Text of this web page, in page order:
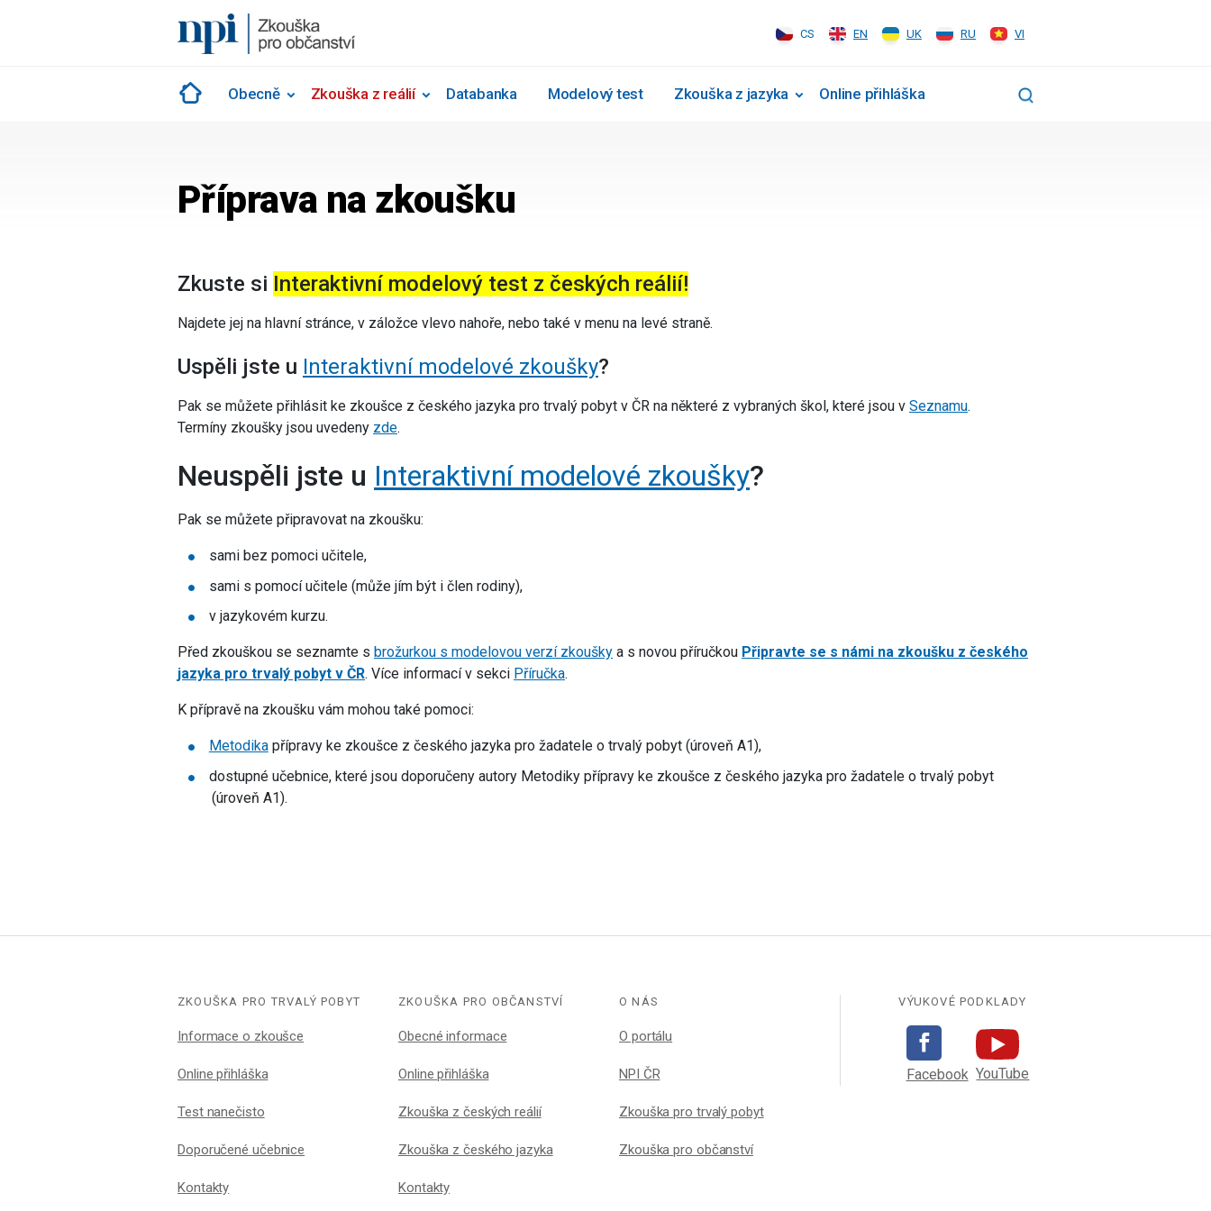
CS EN UK RU VI
Obecně Zkouška z reálií Databanka Modelový test Zkouška z jazyka Online přihláška
Příprava na zkoušku
Zkuste si Interaktivní modelový test z českých reálií!
Najdete jej na hlavní stránce, v záložce vlevo nahoře, nebo také v menu na levé straně.
Uspěli jste u Interaktivní modelové zkoušky?
Pak se můžete přihlásit ke zkoušce z českého jazyka pro trvalý pobyt v ČR na některé z vybraných škol, které jsou v Seznamu.
Termíny zkoušky jsou uvedeny zde.
Neuspěli jste u Interaktivní modelové zkoušky?
Pak se můžete připravovat na zkoušku:
sami bez pomoci učitele,
sami s pomocí učitele (může jím být i člen rodiny),
v jazykovém kurzu.
Před zkouškou se seznamte s brožurkou s modelovou verzí zkoušky a s novou příručkou Připravte se s námi na zkoušku z českého
jazyka pro trvalý pobyt v ČR. Více informací v sekci Příručka.
K přípravě na zkoušku vám mohou také pomoci:
Metodikapřípravy ke zkoušce z českého jazyka pro žadatele o trvalý pobyt (úroveň A1),
dostupné učebnice, které jsou doporučeny autory Metodiky přípravy ke zkoušce z českého jazyka pro žadatele o trvalý pobyt
(úroveň A1).
ZKOUŠKA PRO TRVALÝ POBYT
Informace o zkoušce
Online přihláška
Test nanečisto
Doporučené učebnice
Kontakty
ZKOUŠKA PRO OBČANSTVÍ
Obecné informace
Online přihláška
Zkouška z českých reálií
Zkouška z českého jazyka
Kontakty
O NÁS
O portálu
NPI ČR
Zkouška pro trvalý pobyt
Zkouška pro občanství
VÝUKOVÉ PODKLADY
Facebook YouTube